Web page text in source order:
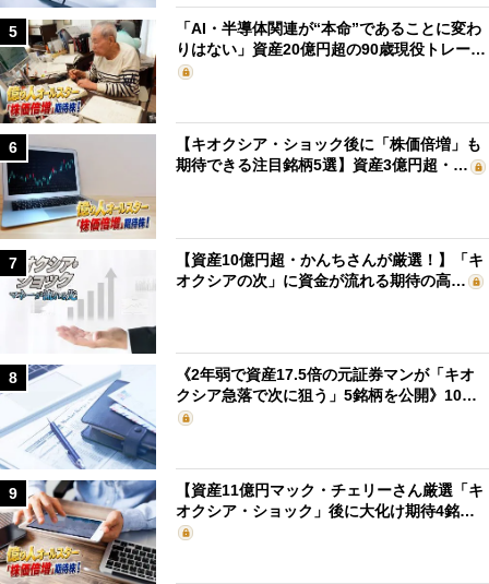
5
「AI・半導体関連が“本命”であることに変わ
りはない」資産20億円超の90歳現役トレー…
6
【キオクシア・ショック後に「株価倍増」も
期待できる注目銘柄5選】資産3億円超・…
7
【資産10億円超・かんちさんが厳選！】「キ
オクシアの次」に資金が流れる期待の高…
8
《2年弱で資産17.5倍の元証券マンが「キオ
クシア急落で次に狙う」5銘柄を公開》10…
9
【資産11億円マック・チェリーさん厳選「キ
オクシア・ショック」後に大化け期待4銘…